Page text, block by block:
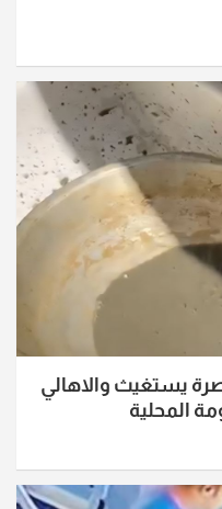
يستغيث والاهالي
المحلية